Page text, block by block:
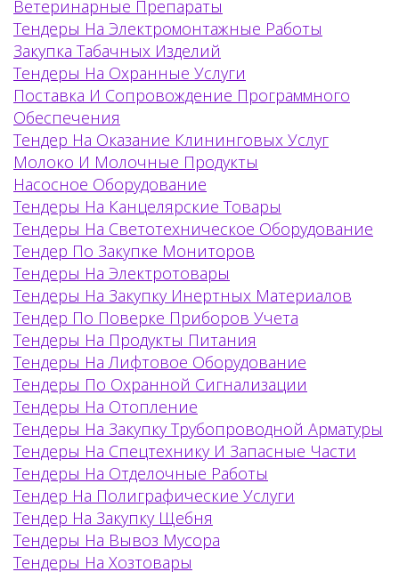
Ветеринарные Препараты
Тендеры На Электромонтажные Работы
Закупка Табачных Изделий
Тендеры На Охранные Услуги
Поставка И Сопровождение Программного
Обеспечения
Тендер На Оказание Клининговых Услуг
Молоко И Молочные Продукты
Насосное Оборудование
Тендеры На Канцелярские Товары
Тендеры На Светотехническое Оборудование
Тендер По Закупке Мониторов
Тендеры На Электротовары
Тендеры На Закупку Инертных Материалов
Тендер По Поверке Приборов Учета
Тендеры На Продукты Питания
Тендеры На Лифтовое Оборудование
Тендеры По Охранной Сигнализации
Тендеры На Отопление
Тендеры На Закупку Трубопроводной Арматуры
Тендеры На Спецтехнику И Запасные Части
Тендеры На Отделочные Работы
Тендер На Полиграфические Услуги
Тендер На Закупку Щебня
Тендеры На Вывоз Мусора
Тендеры На Хозтовары